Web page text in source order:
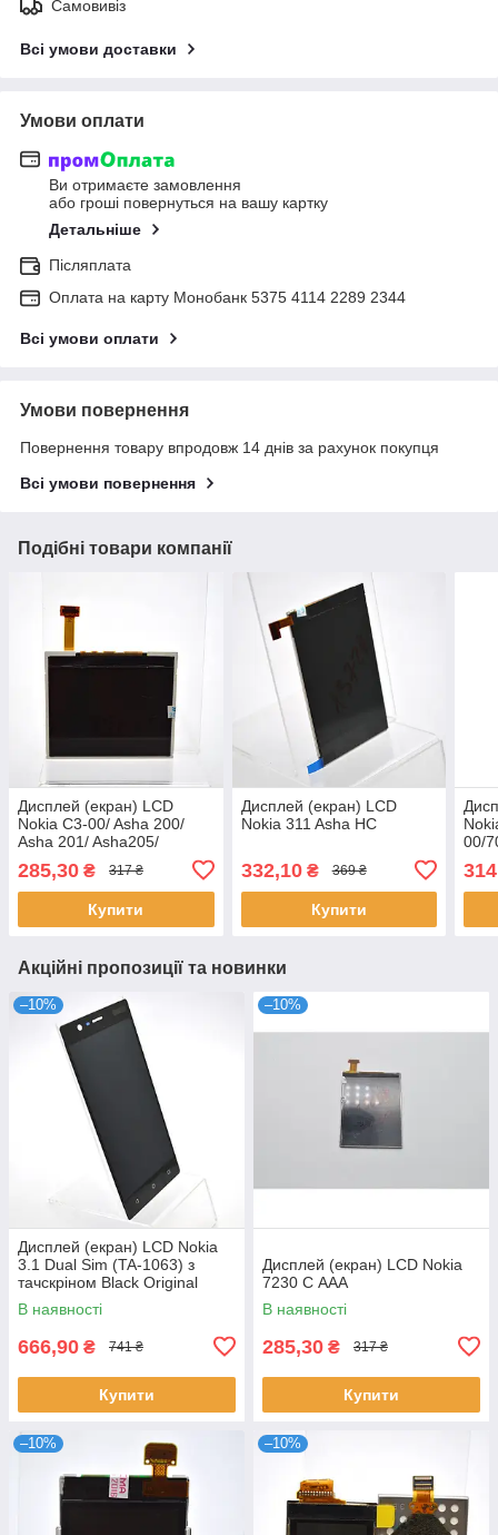
Самовивіз
Всі умови доставки
Умови оплати
Ви отримаєте замовлення
або гроші повернуться на вашу картку
Детальніше
Післяплата
Оплата на карту Монобанк 5375 4114 2289 2344
Всі умови оплати
Умови повернення
Повернення товару впродовж 14 днів за рахунок покупця
Всі умови повернення
Подібні товари компанії
Дисплей (екран) LCD
Nokia C3-00/ Asha 200/
Asha 201/ Asha205/
Asha210/ Asha302/ E5-00/
X2-01 HC
285,30 ₴ 317 ₴
Купити
Дисплей (екран) LCD
Nokia 311 Asha HC
332,10₴ 369 ₴
Купити
00/
Акційні пропозиції та новинки
–10%
Дисплей (екран) LCD Nokia
3.1 Dual Sim (TA-1063) з
тачскріном Black Original
В наявності
666,90 ₴ 741 ₴
Купити
–10%
Дисплей (екран) LCD Nokia
7230 C ААА
В наявності
285,30 ₴ 317 ₴
Купити
–10% –10%